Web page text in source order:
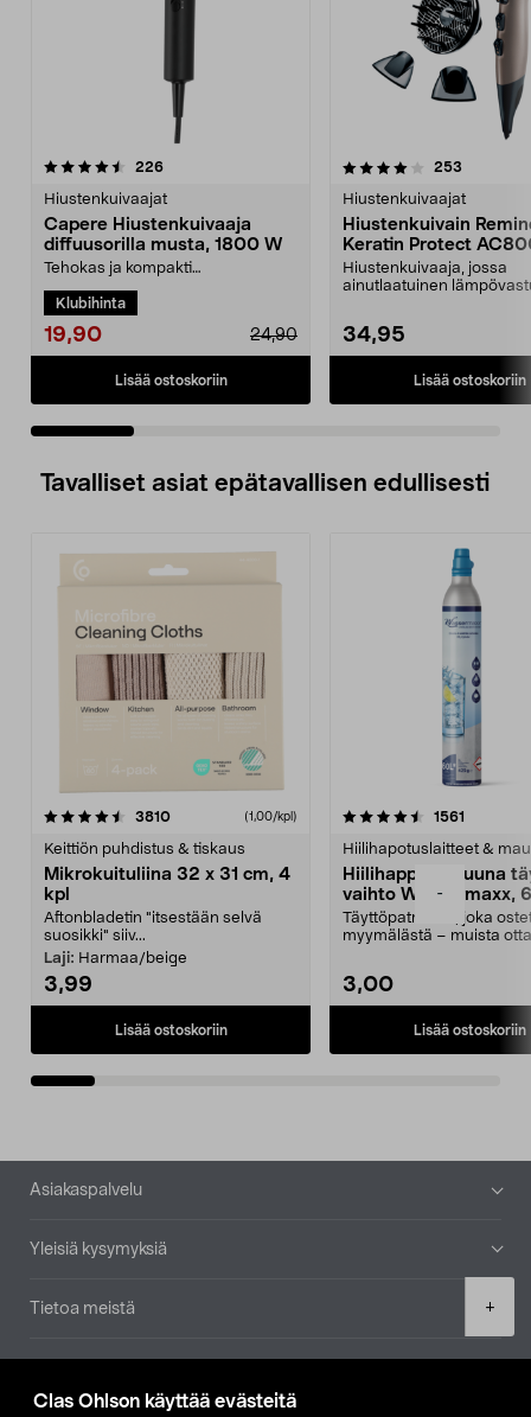
Clas Ohlson käyttää evästeitä
-
+
226arvostelut
Hiustenkuivaajat
Capere Hiustenkuivaaja
diffuusorilla musta, 1800 W
Tehokas ja kompakti
kuivaukseen. Kaksi nopeutta
Klubihinta
19,90 24,90
Lisää ostoskoriin
4.0 viidestä
253
Hiustenkuivaajat
Hiustenkuivain
Keratin Protect
Hiustenkuivaaja, jossa
ainutlaatuinen
34,95
Lisää ostoskoriin
4.5 viidestä
Tavalliset asiat epätavallisen edullisesti
3810arvostelut (1,00/kpl)
Keittiön puhdistus & tiskaus
Mikrokuituliina 32 x 31 cm, 4
kpl
Aftonbladetin "itsestään selvä
suosikki" siiv...
Laji: Harmaa/beige
3,99
Lisää ostoskoriin
4.5viidestä
1561
Hiilihapotuslaitteet &
Hiilihappopatruuna
vaihto Wassermaxx,
Täyttöpatruuna, joka
myymälästä – muista
3,00
Lisää ostoskoriin
4.5viidestä
Alatunniste
Asiakaspalvelu
Yleisiä kysymyksiä
Tietoa meistä